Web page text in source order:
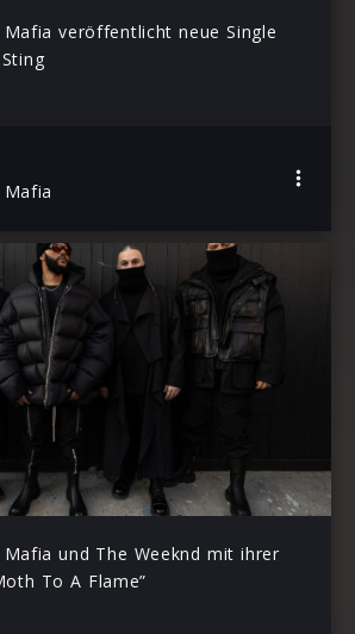
Mafia veröffentlicht neue Single
Mafia und The Weeknd mit ihrer
To A Flame”